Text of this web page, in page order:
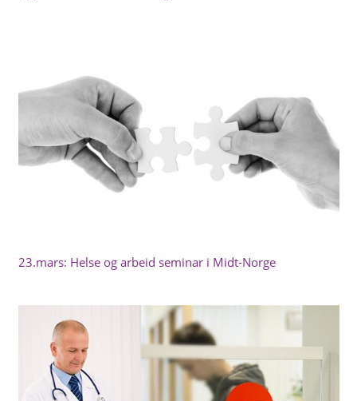
23.mars: Helse og arbeid seminar i Midt-Norge